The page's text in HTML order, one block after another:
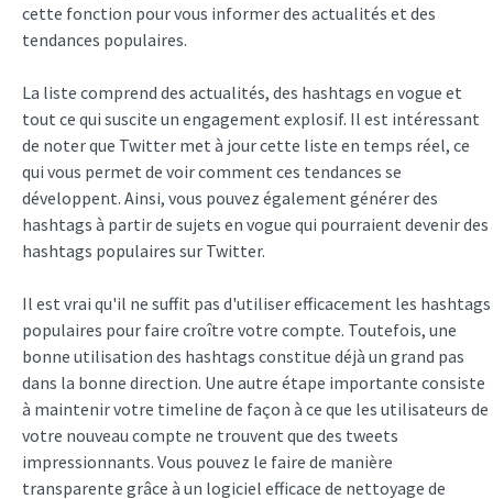
cette fonction pour vous informer des actualités et des
tendances populaires.
La liste comprend des actualités, des hashtags en vogue et
tout ce qui suscite un engagement explosif. Il est intéressant
de noter que Twitter met à jour cette liste en temps réel, ce
qui vous permet de voir comment ces tendances se
développent. Ainsi, vous pouvez également générer des
hashtags à partir de sujets en vogue qui pourraient devenir des
hashtags populaires sur Twitter.
Il est vrai qu'il ne suffit pas d'utiliser efficacement les hashtags
populaires pour faire croître votre compte. Toutefois, une
bonne utilisation des hashtags constitue déjà un grand pas
dans la bonne direction. Une autre étape importante consiste
à maintenir votre timeline de façon à ce que les utilisateurs de
votre nouveau compte ne trouvent que des tweets
impressionnants. Vous pouvez le faire de manière
transparente grâce à un logiciel efficace de nettoyage de